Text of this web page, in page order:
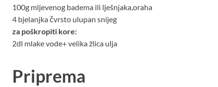
100g mljevenog badema ili lješnjaka,oraha
4 bjelanjka čvrsto ulupan snijeg
za poškropiti kore:
2dl mlake vode+ velika žlica ulja
Priprema